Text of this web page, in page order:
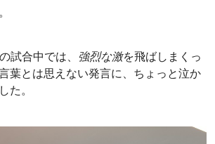
試合中では、 強烈な激を飛ばしまくっ
葉とは思えない発言に、ちょっと泣か
た。